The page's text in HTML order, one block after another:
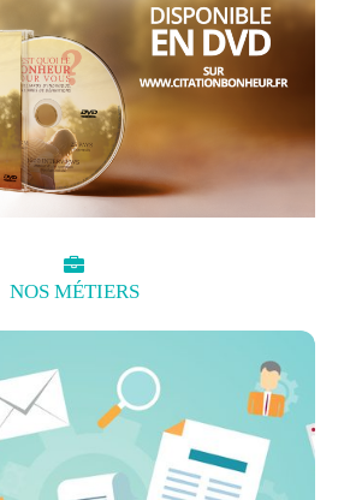
NOS MÉTIERS